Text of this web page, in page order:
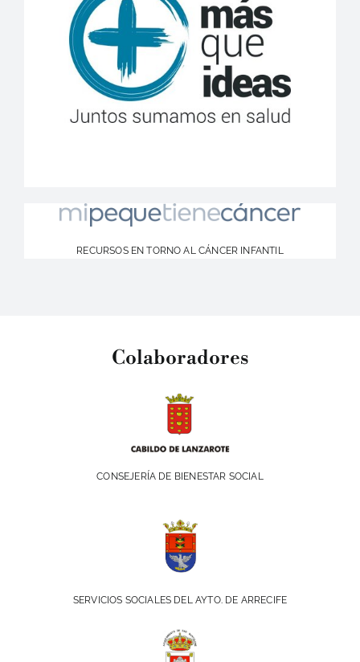
RECURSOS EN TORNO AL CÁNCER INFANTIL
Colaboradores
CONSEJERÍA DE BIENESTAR SOCIAL
SERVICIOS SOCIALES DEL AYTO. DE ARRECIFE